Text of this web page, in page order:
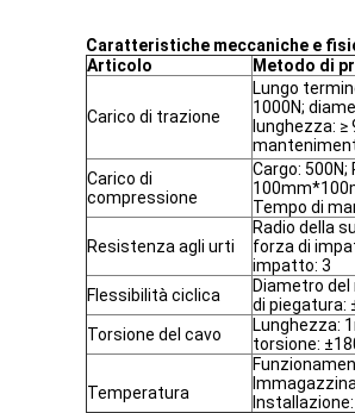
Caratteristiche meccaniche e
Articolo
Metodo di
Carico di trazione
Lungo
1000N;
lunghezza:
Carico di
compressione
Cargo: 500N;
Tempo di
Resistenza agli urti
Radio della
forza di
impatto: 3
Flessibilità ciclica
Diametro del
di piegatura:
Torsione del cavo
Lunghezza:
torsione:
Temperatura